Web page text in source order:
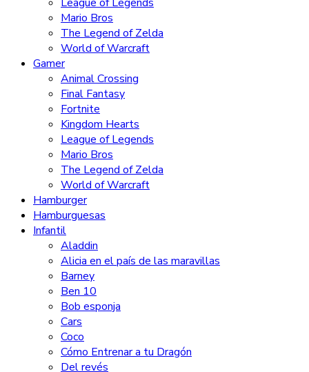
Mario Bros
The Legend of Zelda
World of Warcraft
Gamer
Animal Crossing
Final Fantasy
Fortnite
Kingdom Hearts
League of Legends
Mario Bros
The Legend of Zelda
World of Warcraft
Hamburger
Hamburguesas
Infantil
Aladdin
Alicia en el país de las maravillas
Barney
Ben 10
Bob esponja
Cars
Coco
Cómo Entrenar a tu Dragón
Del revés